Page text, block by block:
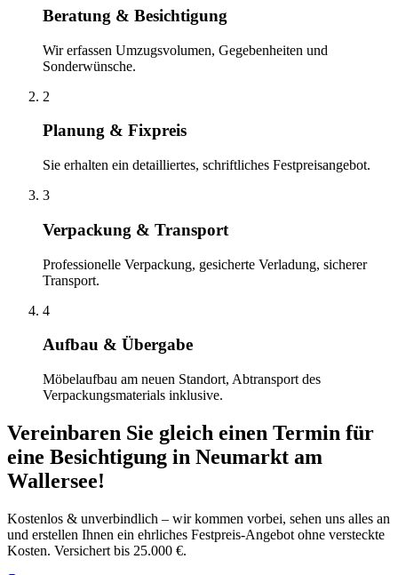
Beratung & Besichtigung
Wir erfassen Umzugsvolumen, Gegebenheiten und
Sonderwünsche.
2
Planung & Fixpreis
Sie erhalten ein detailliertes, schriftliches Festpreisangebot.
3
Verpackung & Transport
Professionelle Verpackung, gesicherte Verladung, sicherer
Transport.
4
Aufbau & Übergabe
Möbelaufbau am neuen Standort, Abtransport des
Verpackungsmaterials inklusive.
Vereinbaren Sie gleich einen Termin für
eine Besichtigung in Neumarkt am
Wallersee!
Kostenlos & unverbindlich – wir kommen vorbei, sehen uns alles an
und erstellen Ihnen ein ehrliches Festpreis-Angebot ohne versteckte
Kosten. Versichert bis 25.000 €.